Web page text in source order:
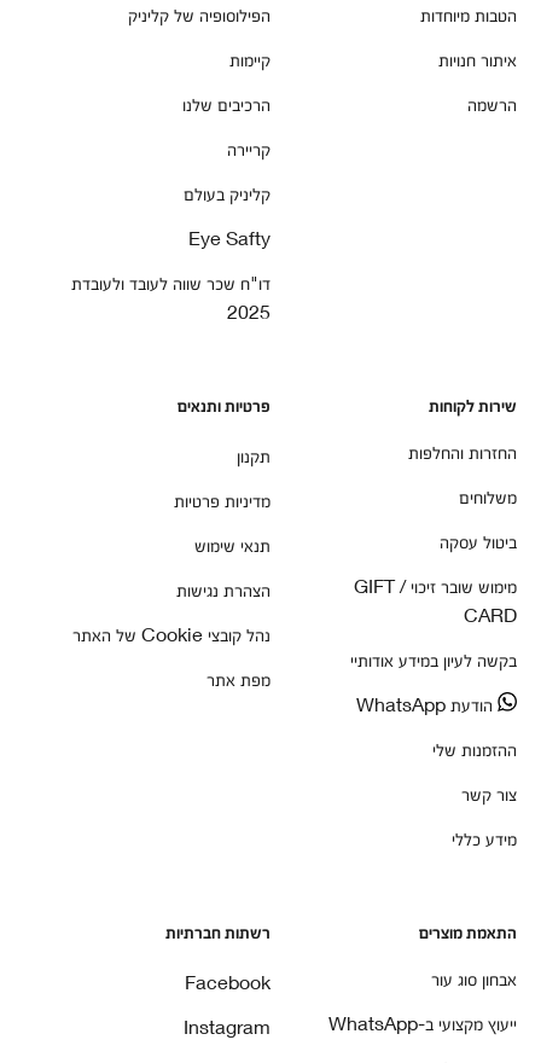
הטבות מיוחדות
איתור חנויות
הרשמה
הפילוסופיה של קליניק
קיימות
הרכיבים שלנו
קריירה
קליניק בעולם
Eye Safty
דו"ח שכר שווה לעובד ולעובדת
2025
שירות לקוחות
החזרות והחלפות
משלוחים
ביטול עסקה
מימוש שובר זיכוי / GIFT
CARD
בקשה לעיון במידע אודותיי
הודעת WhatsApp
ההזמנות שלי
צור קשר
מידע כללי
פרטיות ותנאים
תקנון
מדיניות פרטיות
תנאי שימוש
הצהרת נגישות
נהל קובצי Cookie של האתר
מפת אתר
התאמת מוצרים
אבחון סוג עור
ייעוץ מקצועי ב-WhatsApp
רשתות חברתיות
Facebook
Instagram